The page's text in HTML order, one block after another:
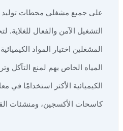
على جميع مشغلي محطات توليد
التشغيل الآمن والفعال
المشغلين اختيار المواد
المياه الخاص بهم لمنع التآكل
الكيميائية الأكثر استخدامًا في
كاسحات الأكسجين، ومنشئات